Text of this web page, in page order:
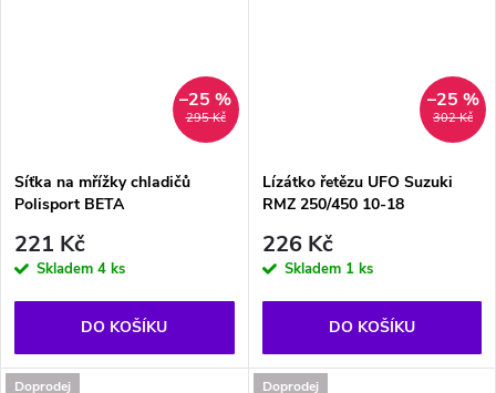
295 Kč
–25 %
Síťka na mřížky chladičů
Polisport BETA
221 Kč
Skladem 4 ks
DO KOŠÍKU
302 Kč
–25 %
Lízátko řetězu UFO Suzuki
RMZ 250/450 10-18
226 Kč
Skladem 1 ks
DO KOŠÍKU
Doprodej Doprodej